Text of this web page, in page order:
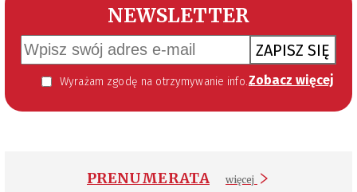
NEWSLETTER
ZAPISZ SIĘ
Wyrażam zgodę na otrzymywanie informacji handlowej kierowanej do mnie za pomocą środków komunikacji elektronicznej w szczególności poczty elektronicznej zgodnie z przepisem art. 10 ust 2 ustawy z dnia 18 lipca 2002 roku o świadczeniu usług drogą elektroniczną (Dz. U. 144 z 2002 r. poz. 1204). Zgoda jest dobrowolna, jednak jej wyrażenie jest konieczne, aby otrzymywać newsletter. Zobacz więcej
PRENUMERATA więcej